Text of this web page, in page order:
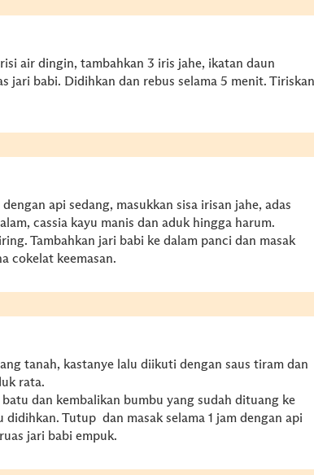
air dingin, tambahkan 3 iris jahe, ikatan daun
jari babi. Didihkan dan rebus selama 5 menit. Tiriskan
dengan api sedang, masukkan sisa irisan jahe, adas
cassia kayu manis dan aduk hingga harum.
Tambahkan jari babi ke dalam panci dan masak
cokelat keemasan.
tanah, kastanye lalu diikuti dengan saus tiram dan
rata.
dan kembalikan bumbu yang sudah dituang ke
didihkan. Tutup dan masak selama 1 jam dengan api
jari babi empuk.